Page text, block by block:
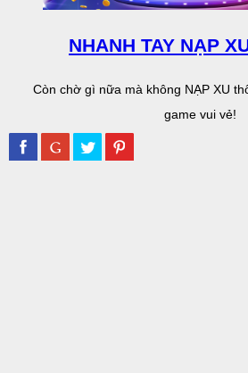
NHANH TAY NẠP
Còn chờ gì nữa mà không NẠP XU
game vui vẻ!